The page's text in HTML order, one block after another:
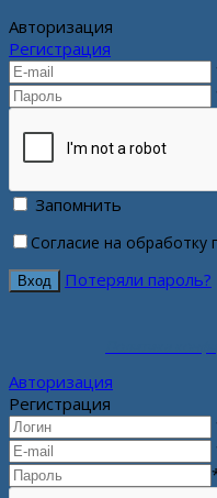
Авторизация
Регистрация
Запомнить
Согласие на обработку
Потеряли пароль?
Авторизация
Регистрация